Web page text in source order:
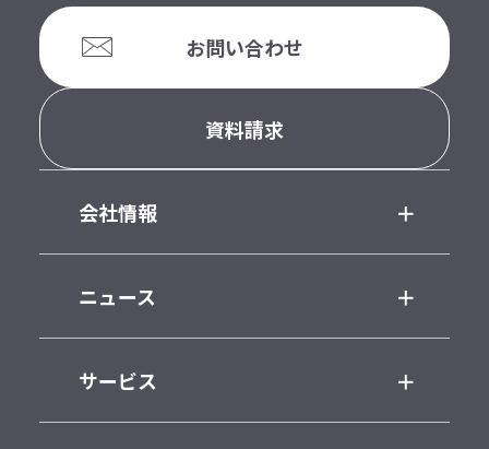
お問い合わせ
資料請求
会社情報
ニュース
サービス